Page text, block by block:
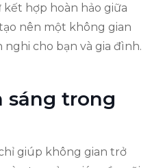
hợp hoàn hảo giữa
nên một không gian
nghi cho bạn và gia đình.
sáng trong
giúp không gian trở